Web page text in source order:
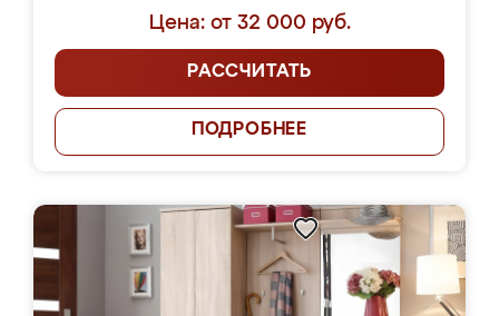
Цена: от 32 000 руб.
РАССЧИТАТЬ
ПОДРОБНЕЕ